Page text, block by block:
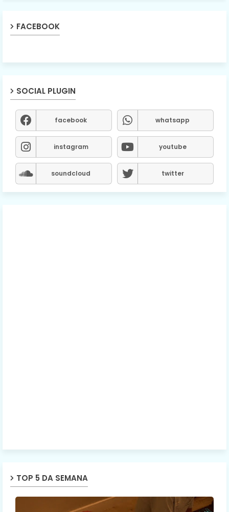
FACEBOOK
SOCIAL PLUGIN
facebook whatsapp
instagram youtube
soundcloud twitter
TOP 5 DA SEMANA